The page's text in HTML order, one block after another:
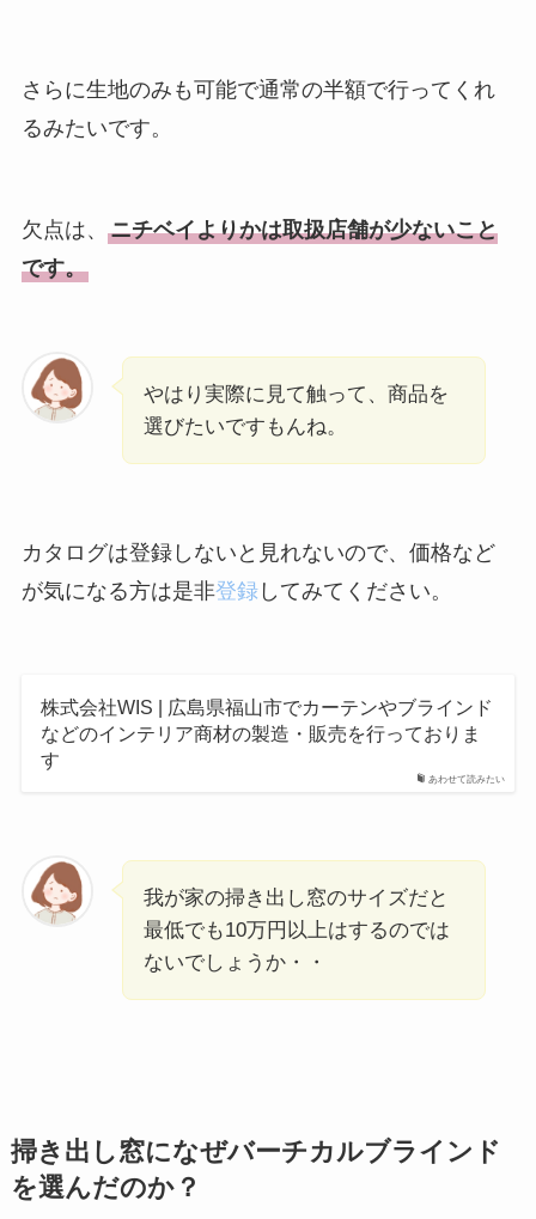
さらに生地のみも可能で通常の半額で行ってくれ
るみたいです。
欠点は、 ニチベイよりかは取扱店舗が少ないこと
です。
やはり実際に見て触って、商品を
選びたいですもんね。
カタログは登録しないと見れないので、価格など
が気になる方は是非登録してみてください。
あわせて読みたい
株式会社WIS | 広島県福山市でカーテンやブラインド
などのインテリア商材の製造・販売を行っておりま
す
我が家の掃き出し窓のサイズだと
最低でも10万円以上はするのでは
ないでしょうか・・
掃き出し窓になぜバーチカルブラインド
を選んだのか？